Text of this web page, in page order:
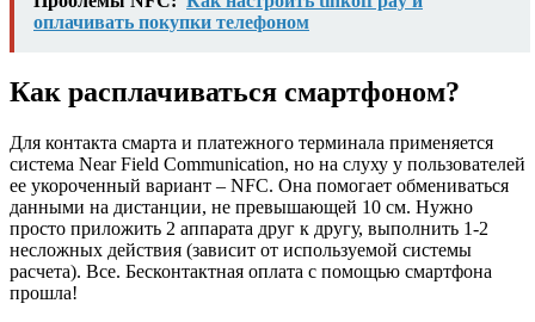
оплачивать покупки телефоном
Как расплачиваться смартфоном?
Для контакта смарта и платежного терминала применяется
система Near Field Communication, но на слуху у пользователей
ее укороченный вариант – NFC. Она помогает обмениваться
данными на дистанции, не превышающей 10 см. Нужно
просто приложить 2 аппарата друг к другу, выполнить 1-2
несложных действия (зависит от используемой системы
расчета). Все. Бесконтактная оплата с помощью смартфона
прошла!